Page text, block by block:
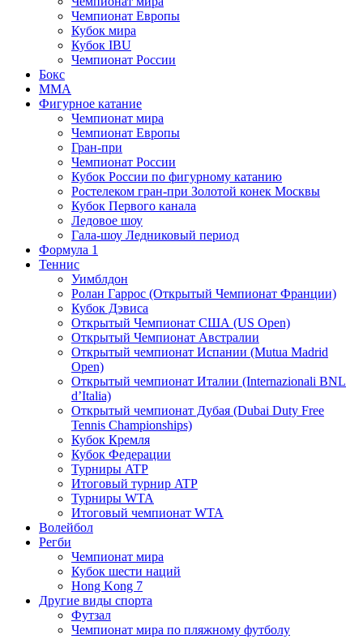
Чемпионат Европы
Кубок мира
Кубок IBU
Чемпионат России
Бокс
MMA
Фигурное катание
Чемпионат мира
Чемпионат Европы
Гран-при
Чемпионат России
Кубок России по фигурному катанию
Ростелеком гран-при Золотой конек Москвы
Кубок Первого канала
Ледовое шоу
Гала-шоу Ледниковый период
Формула 1
Теннис
Уимблдон
Ролан Гаррос (Открытый Чемпионат Франции)
Кубок Дэвиса
Открытый Чемпионат США (US Open)
Открытый Чемпионат Австралии
Открытый чемпионат Испании (Mutua Madrid
Open)
Открытый чемпионат Италии (Internazionali BNL
d’Italia)
Открытый чемпионат Дубая (Dubai Duty Free
Tennis Championships)
Кубок Кремля
Кубок Федерации
Турниры ATP
Итоговый турнир ATP
Турниры WTA
Итоговый чемпионат WTA
Волейбол
Регби
Чемпионат мира
Кубок шести наций
Hong Kong 7
Другие виды спорта
Футзал
Чемпионат мира по пляжному футболу